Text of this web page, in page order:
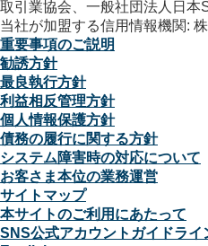
取引業協会、一般社団法人日本
当社が加盟する信用情報機関:
重要事項のご説明
勧誘方針
最良執行方針
利益相反管理方針
個人情報保護方針
債務の履行に関する方針
システム障害時の対応について
お客さま本位の業務運営
サイトマップ
本サイトのご利用にあたって
SNS公式アカウントガイドライ